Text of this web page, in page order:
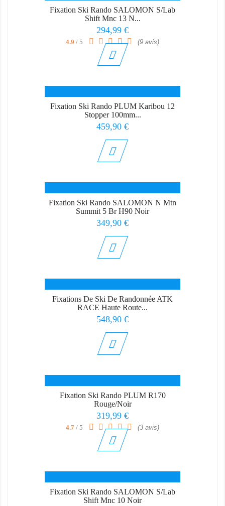
Fixation Ski Rando SALOMON S/lab
Shift Mnc 13 N...
Prix
294,99 €
4.9 / 5 (9 avis)
Fixation Ski Rando PLUM Karibou 12
Stopper 100mm...
Prix
459,90 €
Fixation Ski Rando SALOMON N Mtn
Summit 5 Br H90 Noir
Prix
349,90 €
Fixations De Ski De Randonnée ATK
RACE Haute Route...
Prix
548,90 €
Fixation Ski Rando PLUM R170
Rouge/Noir
Prix
319,99 €
4.7 / 5 (3 avis)
Fixation Ski Rando SALOMON S/lab
Shift Mnc 10 Noir